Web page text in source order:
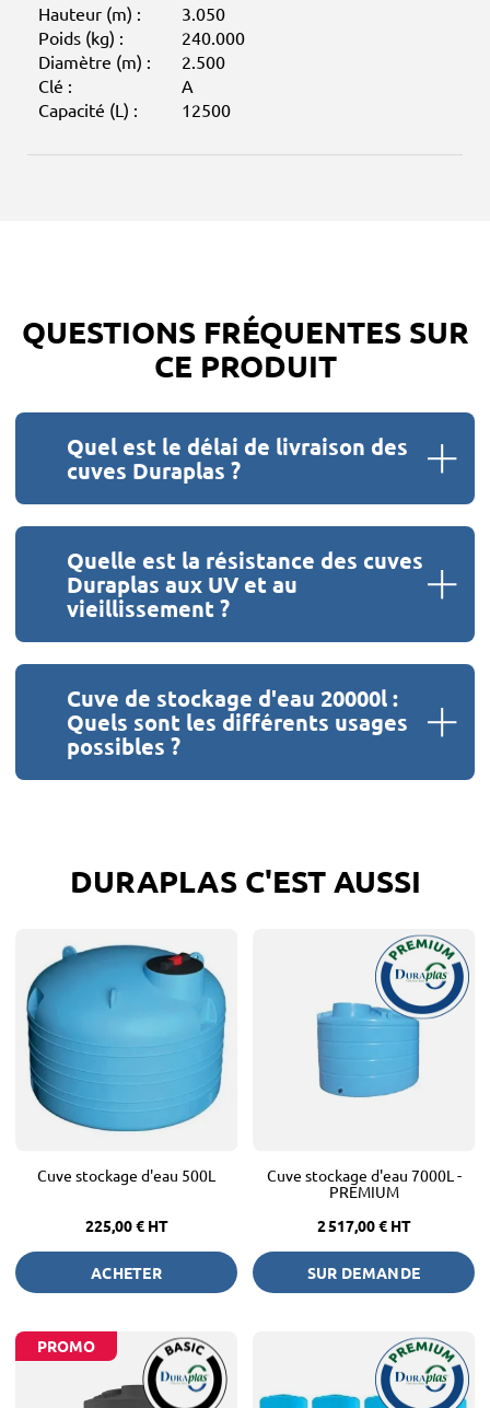
Hauteur (m) :
3.050
Poids (kg) :
240.000
Diamètre (m) :
2.500
Clé :
A
Capacité (L) :
12500
QUESTIONS FRÉQUENTES SUR
CE PRODUIT
Quel est le délai de livraison des
cuves Duraplas ?
Quelle est la résistance des cuves
Duraplas aux UV et au
vieillissement ?
Cuve de stockage d'eau 20000l :
Quels sont les différents usages
possibles ?
DURAPLAS C'EST AUSSI
Cuve stockage d'eau 500L
225,00 € HT
ACHETER
Cuve stockage d'eau 7000L -
PREMIUM
2 517,00 € HT
SUR DEMANDE
PROMO